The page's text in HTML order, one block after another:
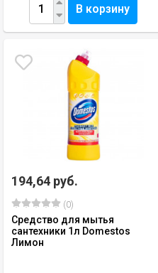
В корзину
194,64 руб.
(0)
Средство для мытья
сантехники 1л Domestos
Лимон